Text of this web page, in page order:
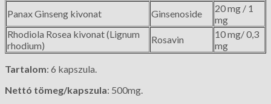
Panax Ginseng kivonat
Ginsenoside
20 mg / 1
mg
Rhodiola Rosea kivonat (Lignum
rhodium)
Rosavin
10 mg/ 0,3
mg
Tartalom: 6 kapszula.
Nettó tömeg/kapszula: 500mg.